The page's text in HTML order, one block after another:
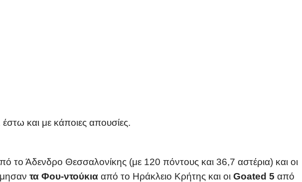
και με κάποιες απουσίες.
το Άδενδρο Θεσσαλονίκης (με 120 πόντους και 36,7 αστέρια) και οι
τα Φου-ντούκια από το Ηράκλειο Κρήτης και οι Goated 5 από